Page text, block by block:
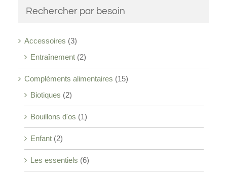
Rechercher par besoin
Accessoires (3)
Entraînement (2)
Compléments alimentaires (15)
Biotiques (2)
Bouillons d'os (1)
Enfant (2)
Les essentiels (6)